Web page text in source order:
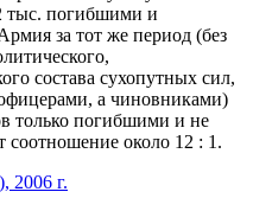
тыс. погибшими и
за тот же период (без
состава сухопутных сил,
а чиновниками)
только погибшими и не
соотношение около 12 : 1.
2006 г.